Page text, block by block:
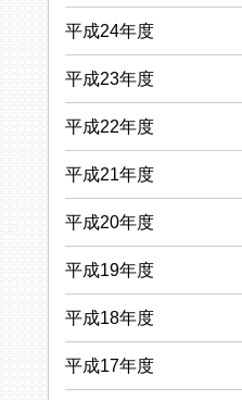
平成24年度
平成23年度
平成22年度
平成21年度
平成20年度
平成19年度
平成18年度
平成17年度